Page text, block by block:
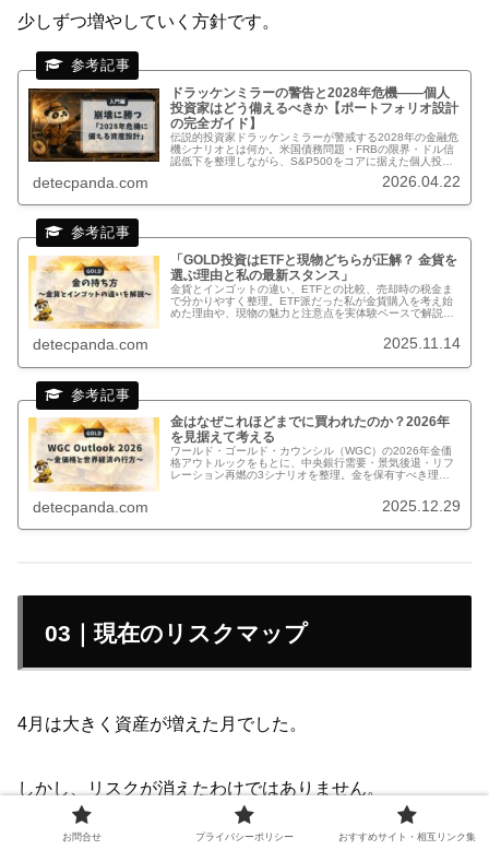
少しずつ増やしていく方針です。
ドラッケンミラーの警告と2028年危機——個人
投資家はどう備えるべきか【ポートフォリオ設計
の完全ガイド】
伝説的投資家ドラッケンミラーが警戒する2028年の金融危
機シナリオとは何か。米国債務問題・FRBの限界・ドル信
認低下を整理しながら、S&P500をコアに据えた個人投資
detecpanda.com 2026.04.22
「GOLD投資はETFと現物どちらが正解？ 金貨を
選ぶ理由と私の最新スタンス」
金貨とインゴットの違い、ETFとの比較、売却時の税金ま
で分かりやすく整理。ETF派だった私が金貨購入を考え始
めた理由や、現物の魅力と注意点を実体験ベースで解説し
detecpanda.com 2025.11.14
金はなぜこれほどまでに買われたのか？2026年
を見据えて考える
ワールド・ゴールド・カウンシル（WGC）の2026年金価
格アウトルックをもとに、中央銀行需要・景気後退・リフ
レーション再燃の3シナリオを整理。金を保有すべき理由
detecpanda.com 2025.12.29
03｜現在のリスクマップ
4月は大きく資産が増えた月でした。
しかし、リスクが消えたわけではありません。
お問合せ プライバシーポリシー おすすめサイト・相互リンク集